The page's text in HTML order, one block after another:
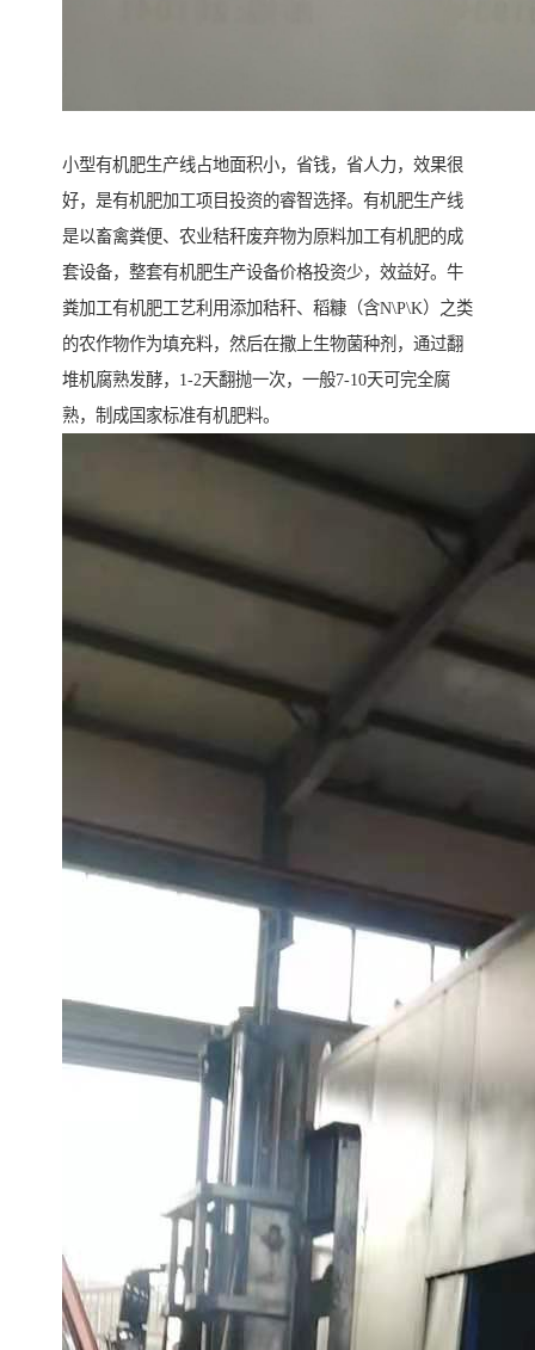
小型有机肥生产线占地面积小，省钱，省人力，效果很
好，是有机肥加工项目投资的睿智选择。有机肥生产线
是以畜禽粪便、农业秸秆废弃物为原料加工有机肥的成
套设备，整套有机肥生产设备价格投资少，效益好。牛
粪加工有机肥工艺利用添加秸秆、稻糠（含N\P\K）之类
的农作物作为填充料，然后在撒上生物菌种剂，通过翻
堆机腐熟发酵，1-2天翻抛一次，一般7-10天可完全腐
熟，制成国家标准有机肥料。